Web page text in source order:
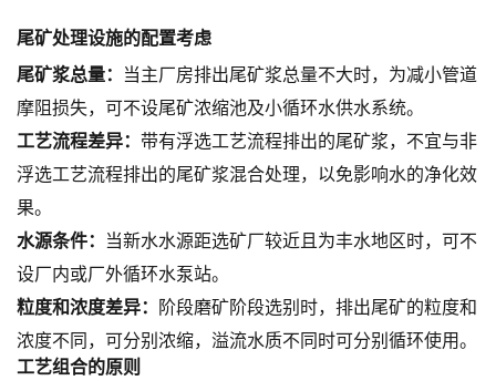
尾矿处理设施的配置考虑
尾矿浆总量： 当主厂房排出尾矿浆总量不大时，为减小管道
摩阻损失，可不设尾矿浓缩池及小循环水供水系统。
工艺流程差异： 带有浮选工艺流程排出的尾矿浆，不宜与非
浮选工艺流程排出的尾矿浆混合处理，以免影响水的净化效
果。
水源条件： 当新水水源距选矿厂较近且为丰水地区时，可不
设厂内或厂外循环水泵站。
粒度和浓度差异： 阶段磨矿阶段选别时，排出尾矿的粒度和
浓度不同，可分别浓缩，溢流水质不同时可分别循环使用。
工艺组合的原则